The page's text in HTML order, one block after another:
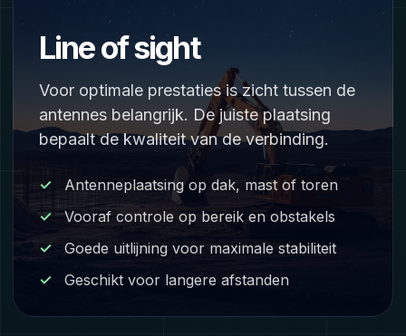
Line of sight
Voor optimale prestaties is zicht tussen de
antennes belangrijk. De juiste plaatsing
bepaalt de kwaliteit van de verbinding.
Antenneplaatsing op dak, mast of toren
Vooraf controle op bereik en obstakels
Goede uitlijning voor maximale stabiliteit
Geschikt voor langere afstanden